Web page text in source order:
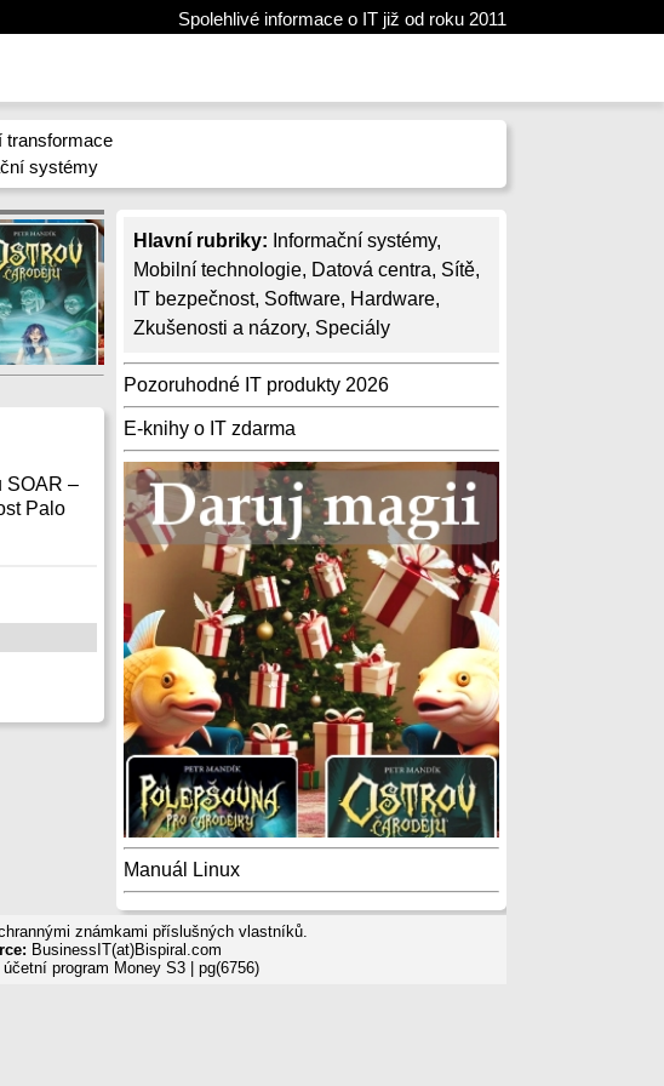
Spolehlivé informace o IT již od roku 2011
transformace
systémy
Hlavní rubriky: Informační systémy,
Mobilní technologie, Datová centra, Sítě,
IT bezpečnost, Software, Hardware,
Zkušenosti a názory, Speciály
Pozoruhodné IT produkty 2026
E-knihy o IT zdarma
Manuál Linux
SOAR –
Palo
známkami příslušných vlastníků.
BusinessIT(at)Bispiral.com
účetní program Money S3| pg(6756)